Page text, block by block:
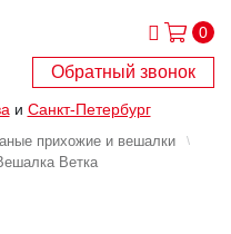
0
Обратный звонок
и Санкт-Петербург
прихожие и вешалки
Ветка